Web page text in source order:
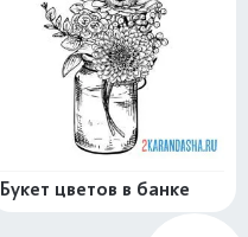
Букет цветов в банке